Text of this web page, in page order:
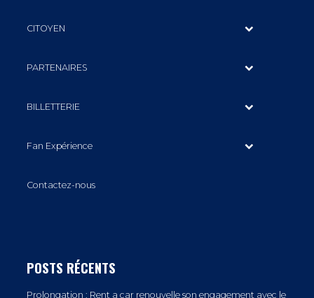
CITOYEN
PARTENAIRES
BILLETTERIE
Fan Expérience
Contactez-nous
POSTS RÉCENTS
Prolongation : Rent a car renouvelle son engagement avec le